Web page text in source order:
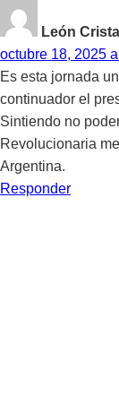
León
octubre 18, 2025
Es esta jornada
continuador el
Sintiendo no
Revolucionaria
Argentina.
Responder